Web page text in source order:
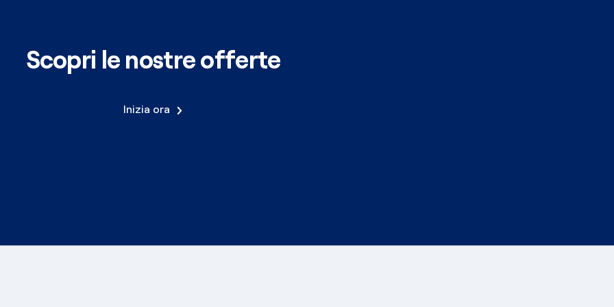
Scopri le nostre offerte
Inizia ora